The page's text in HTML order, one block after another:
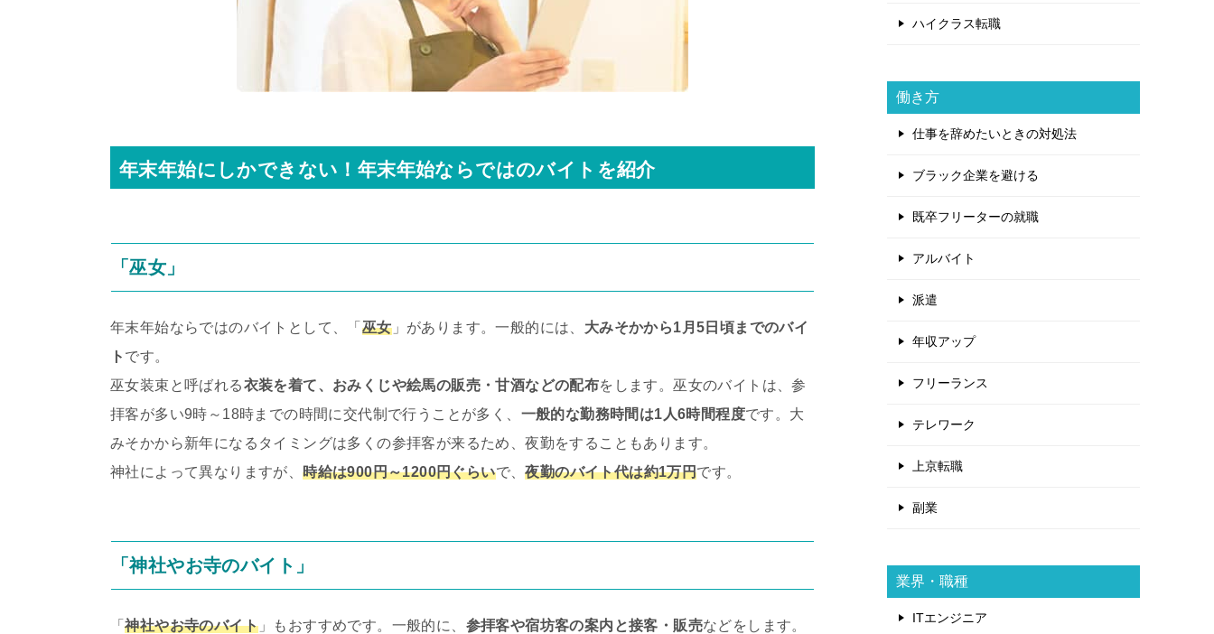
年末年始にしかできない！年末年始ならではのバイトを紹介
「巫女」
年末年始ならではのバイトとして、「 巫女」があります。一般的には、 大みそかから1月5日頃までのバイ
ト です。
巫女装束と呼ばれる衣装を着て、おみくじや絵馬の販売・甘酒などの配布をします。巫女のバイトは、参
拝客が多い9時～18時までの時間に交代制で行うことが多く、 一般的な勤務時間は1人6時間程度です。大
みそかから新年になるタイミングは多くの参拝客が来るため、夜勤をすることもあります。
神社によって異なりますが、時給は900円～1200円ぐらいで、夜勤のバイト代は約1万円です。
「神社やお寺のバイト」
「神社やお寺のバイト 」もおすすめです。一般的に、 参拝客や宿坊客の案内と接客・販売などをします。
ハイクラス転職
働き方
仕事を辞めたいときの対処法
ブラック企業を避ける
既卒フリーターの就職
アルバイト
派遣
年収アップ
フリーランス
テレワーク
上京転職
副業
業界・職種
ITエンジニア